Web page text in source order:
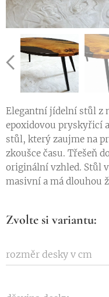
Elegantní jídelní stůl z
epoxidovou pryskyřicí
stůl, který zaujme na
zkoušce času. Třešeň
originální vzhled. Stůl
masivní a má dlouhou
Zvolte si variantu:
rozměr desky v cm